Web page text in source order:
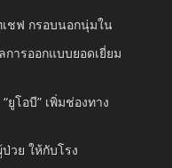
เชฟ กรอบนอกนุ่มใน
การออกแบบยอดเยี่ยม
ยูโอบี” เพิ่มช่องทาง
วย ให้กับโรง